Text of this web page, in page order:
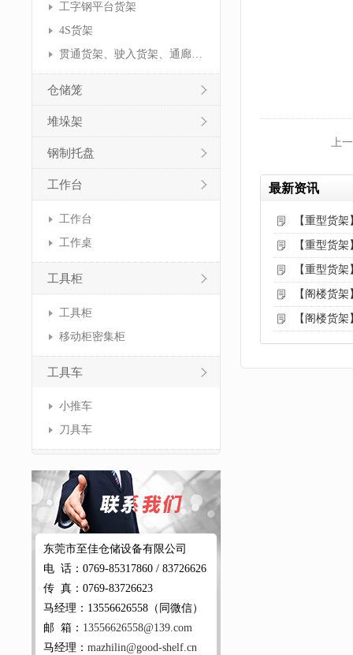
工字钢平台货架
4S货架
贯通货架、驶入货架、通廊货架
仓储笼
堆垛架
钢制托盘
工作台
工作台
工作桌
工具柜
工具柜
移动柜密集柜
工具车
小推车
刀具车
东莞市至佳仓储设备有限公司
电 话：0769-85317860 / 83726626
传 真：0769-83726623
马经理：13556626558（同微信）
邮 箱： 13556626558@139.com
马经理： mazhilin@good-shelf.cn
上
最新资讯
【重型货
【重型货
【重型货
【阁楼货
【阁楼货